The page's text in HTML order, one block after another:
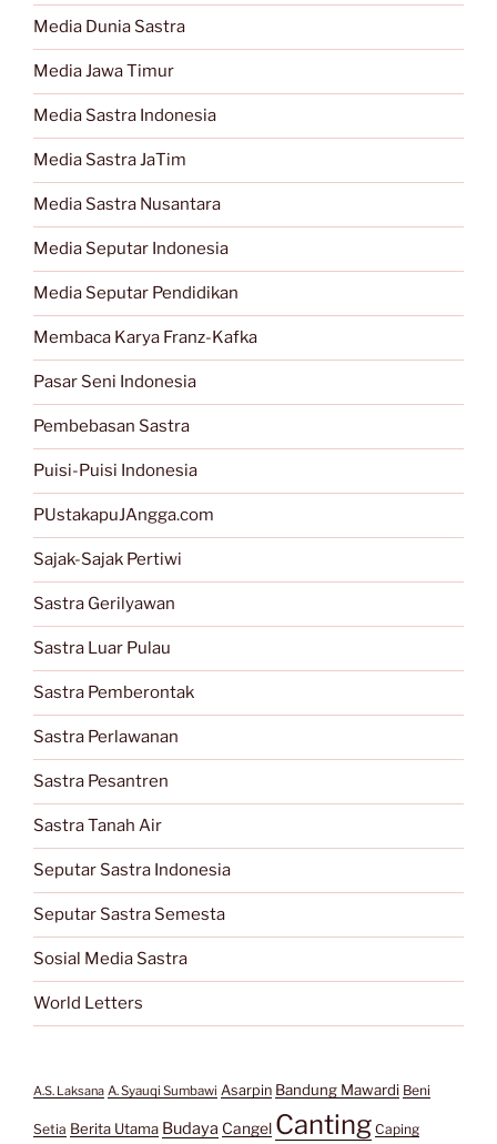
Media Dunia Sastra
Media Jawa Timur
Media Sastra Indonesia
Media Sastra JaTim
Media Sastra Nusantara
Media Seputar Indonesia
Media Seputar Pendidikan
Membaca Karya Franz-Kafka
Pasar Seni Indonesia
Pembebasan Sastra
Puisi-Puisi Indonesia
PUstakapuJAngga.com
Sajak-Sajak Pertiwi
Sastra Gerilyawan
Sastra Luar Pulau
Sastra Pemberontak
Sastra Perlawanan
Sastra Pesantren
Sastra Tanah Air
Seputar Sastra Indonesia
Seputar Sastra Semesta
Sosial Media Sastra
World Letters
A.S. Laksana A. Syauqi Sumbawi Asarpin Bandung Mawardi Beni
Setia Berita Utama Budaya Cangel Canting Caping